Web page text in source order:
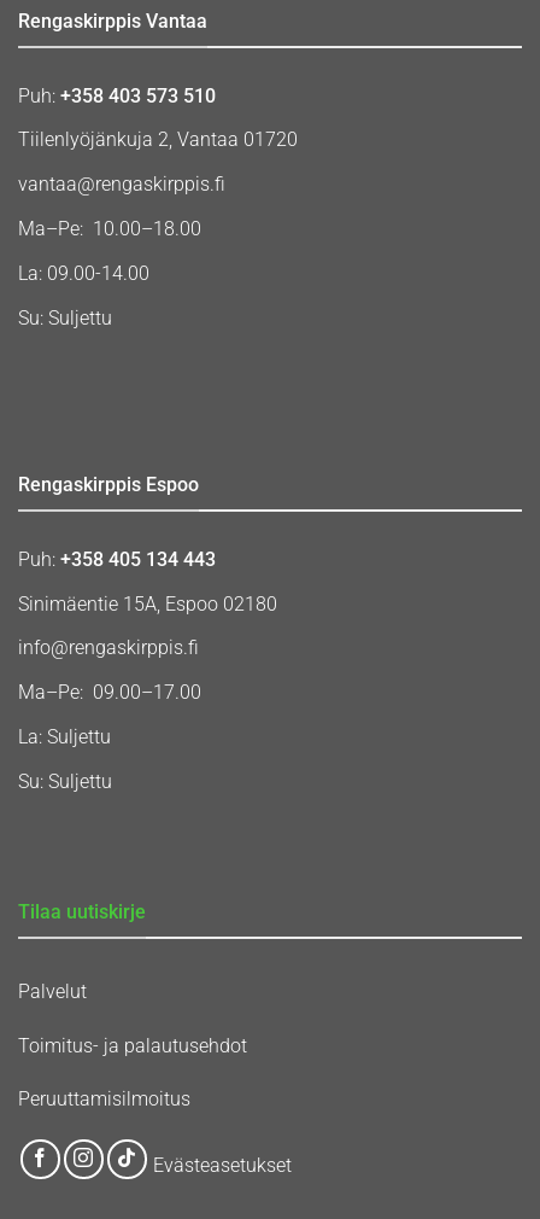
Rengaskirppis Vantaa
Puh: +358 403 573 510
Tiilenlyöjänkuja 2, Vantaa 01720
vantaa@rengaskirppis.fi
Ma–Pe: 10.00–18.00
La: 09.00-14.00
Su: Suljettu
Rengaskirppis Espoo
Puh: +358 405 134 443
Sinimäentie 15A, Espoo 02180
info@rengaskirppis.fi
Ma–Pe: 09.00–17.00
La: Suljettu
Su: Suljettu
Tilaa uutiskirje
Palvelut
Toimitus- ja palautusehdot
Peruuttamisilmoitus
Evästeasetukset